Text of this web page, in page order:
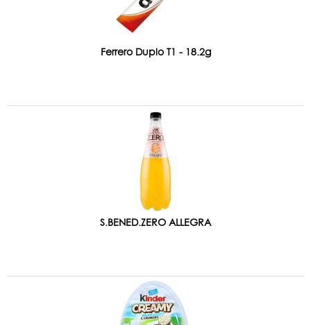
Ferrero Duplo T1 - 18.2g
S.BENED.ZERO ALLEGRA